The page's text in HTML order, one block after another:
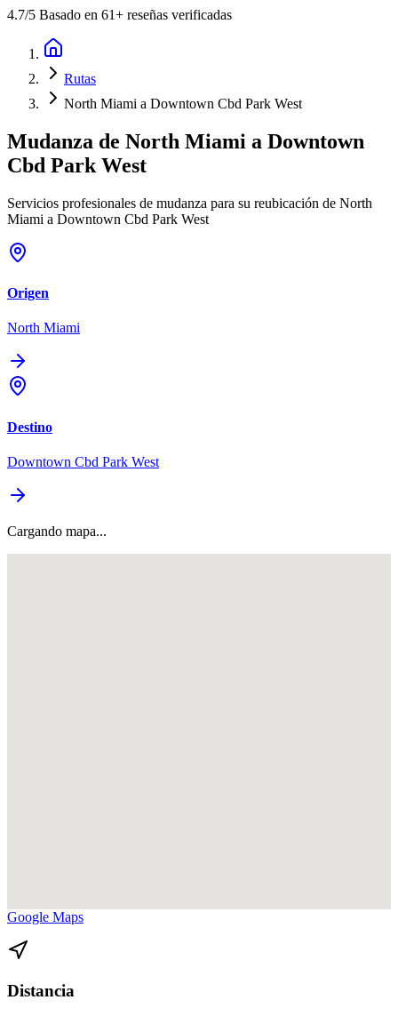
4.7/5 Basado en 61+ reseñas verificadas
Rutas
North Miami a Downtown Cbd Park West
Mudanza de North Miami a Downtown
Cbd Park West
Servicios profesionales de mudanza para su reubicación de North
Miami a Downtown Cbd Park West
Origen
North Miami
Destino
Downtown Cbd Park West
Cargando mapa...
Google Maps
Distancia